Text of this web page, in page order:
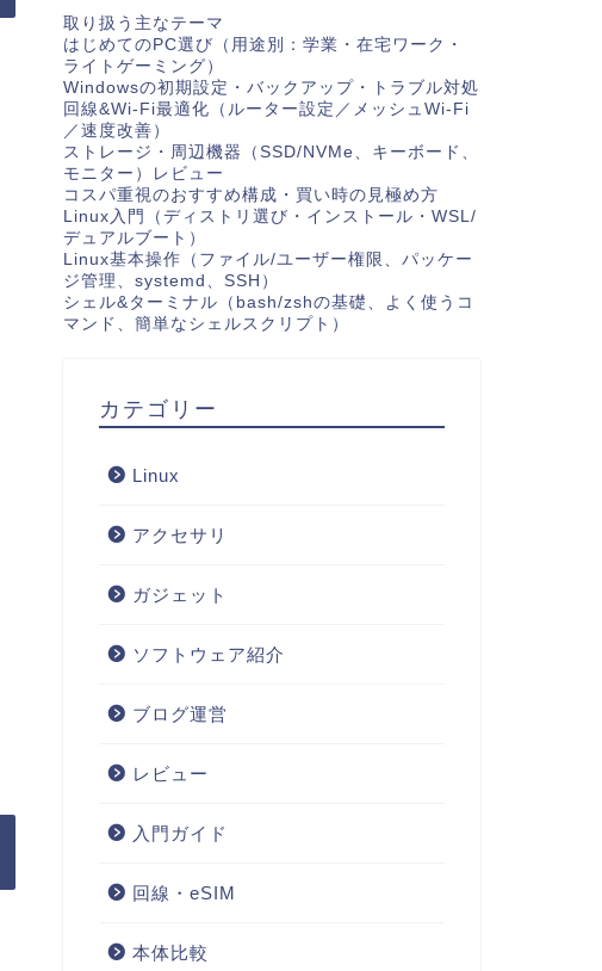
取り扱う主なテーマ
はじめてのPC選び（用途別：学業・在宅ワーク・
ライトゲーミング）
Windowsの初期設定・バックアップ・トラブル対処
回線&Wi-Fi最適化（ルーター設定／メッシュWi-Fi
／速度改善）
ストレージ・周辺機器（SSD/NVMe、キーボード、
モニター）レビュー
コスパ重視のおすすめ構成・買い時の見極め方
Linux入門（ディストリ選び・インストール・WSL/
デュアルブート）
Linux基本操作（ファイル/ユーザー権限、パッケー
ジ管理、systemd、SSH）
シェル&ターミナル（bash/zshの基礎、よく使うコ
マンド、簡単なシェルスクリプト）
カテゴリー
Linux
アクセサリ
ガジェット
ソフトウェア紹介
ブログ運営
レビュー
入門ガイド
回線・eSIM
本体比較